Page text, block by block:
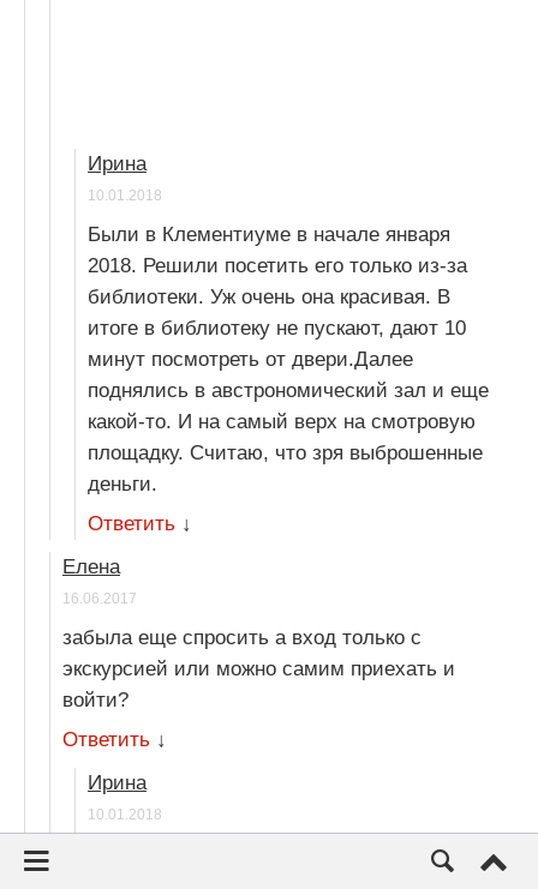
Ирина
10.01.2018
Были в Клементиуме в начале января
2018. Решили посетить его только из-за
библиотеки. Уж очень она красивая. В
итоге в библиотеку не пускают, дают 10
минут посмотреть от двери.Далее
поднялись в австрономический зал и еще
какой-то. И на самый верх на смотровую
площадку. Считаю, что зря выброшенные
деньги.
Ответить ↓
Елена
16.06.2017
забыла еще спросить а вход только с
экскурсией или можно самим приехать и
войти?
Ответить ↓
Ирина
10.01.2018